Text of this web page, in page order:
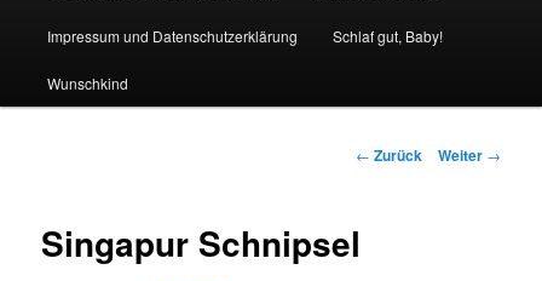
Impressum und Datenschutzerklärung Schlaf gut, Baby!
Wunschkind
Beitrags-
← Zurück Weiter →
Singapur Schnipsel